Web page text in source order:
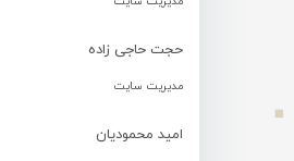
حجت حاجی زاده
مدیریت سایت
امید محمودیان